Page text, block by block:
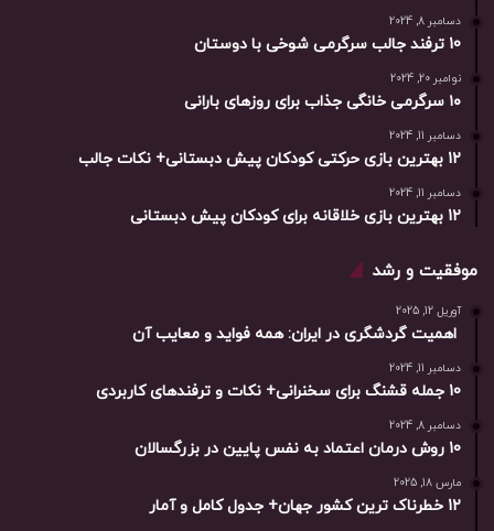
دسامبر 8, 2024
10 ترفند جالب سرگرمی شوخی با دوستان
نوامبر 20, 2024
۱۰ سرگرمی خانگی جذاب برای روزهای بارانی
دسامبر 11, 2024
12 بهترین بازی حرکتی کودکان پیش دبستانی+ نکات جالب
دسامبر 11, 2024
12 بهترین بازی خلاقانه برای کودکان پیش دبستانی
موفقیت و رشد
آوریل 12, 2025
اهمیت گردشگری در ایران: همه فواید و معایب آن
دسامبر 11, 2024
10 جمله قشنگ برای سخنرانی+ نکات و ترفندهای کاربردی
دسامبر 8, 2024
10 روش درمان اعتماد به نفس پایین در بزرگسالان
مارس 18, 2025
12 خطرناک ترین کشور جهان+ جدول کامل و آمار